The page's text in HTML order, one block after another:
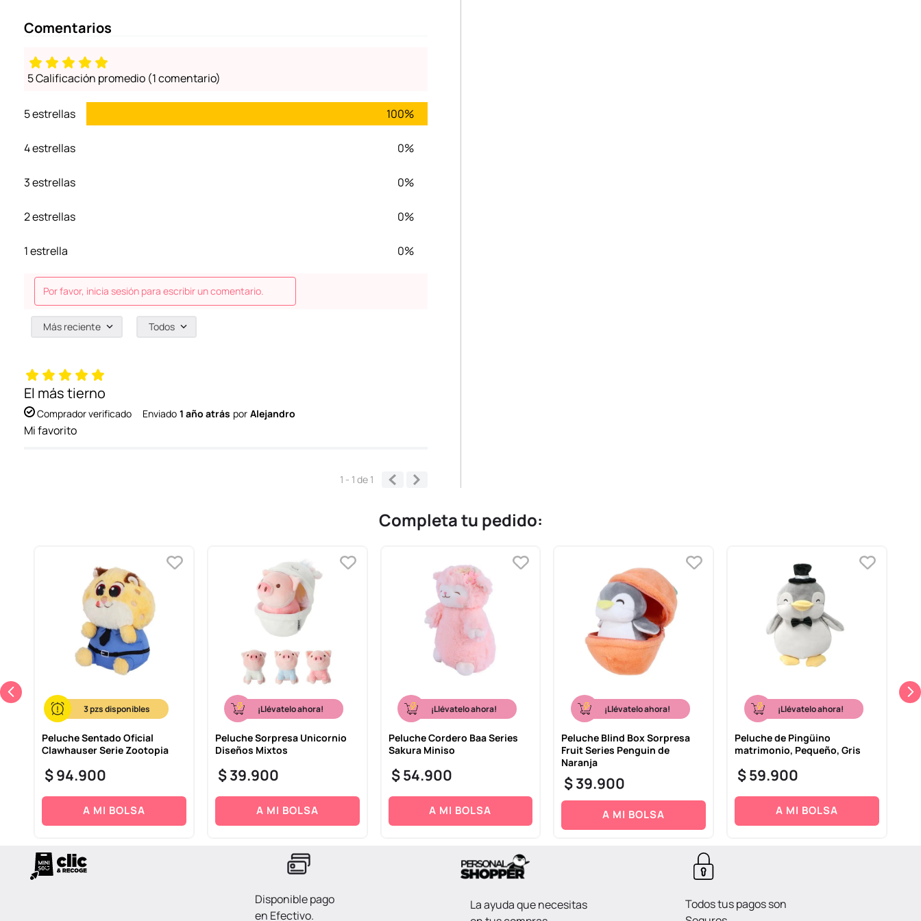
Comentarios
5 Calificación promedio (1 comentario)
5 estrellas 100%
4 estrellas 0%
3 estrellas 0%
2 estrellas 0%
1 estrella 0%
Por favor, inicia sesión para escribir un comentario.
Más reciente Todos
El más tierno
Comprador verificado Enviado 1 año atrás por Alejandro
Mi favorito
1 - 1de 1
Completa tu pedido:
3
Peluche Sentado Oficial
Clawhauser Serie Zootopia
$94.900
A MI BOLSA
¡Llévatelo ahora!
Peluche Sorpresa Unicornio
Diseños Mixtos
$39.900
A MI BOLSA
¡Llévatelo ahora!
Peluche Cordero Baa Series
Sakura Miniso
$54.900
A MI BOLSA
¡Llévatelo ahora!
Peluche Blind Box Sorpresa
Fruit Series Penguin de
Naranja
$39.900
A MI BOLSA
¡Llévatelo ahora!
Peluche de Pingüino
matrimonio, Pequeño, Gris
$59.900
A MI BOLSA
Disponible pago
en Efectivo.
La ayuda que necesitas
Todos tus pagos son